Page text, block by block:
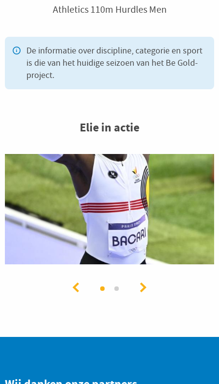
Athletics 110m Hurdles Men
De informatie over discipline, categorie en sport
is die van het huidige seizoen van het Be Gold-
project.
Elie in actie